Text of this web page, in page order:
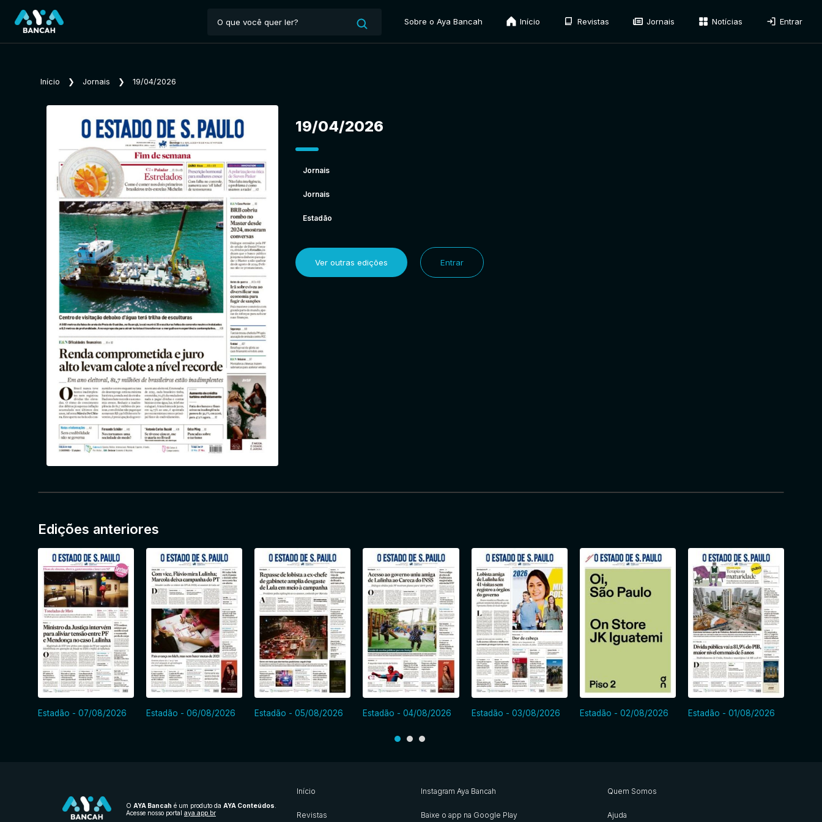
Sobre o Aya Bancah Início Revistas Jornais Notícias Entrar
Início ❯ Jornais ❯ 19/04/2026
19/04/2026
Jornais
Jornais
Estadão
Ver outras edições Entrar
Edições anteriores
Estadão - 07/08/2026 Estadão - 06/08/2026 Estadão - 05/08/2026 Estadão - 04/08/2026 Estadão - 03/08/2026 Estadão - 02/08/2026 Estadão - 01/08/2026
O AYA Bancah é um produto da AYA Conteúdos
Acesse nosso portal aya.app.br
Início
Revistas
Instagram Aya Bancah
Baixe o app na Google Play
Quem Somos
Ajuda